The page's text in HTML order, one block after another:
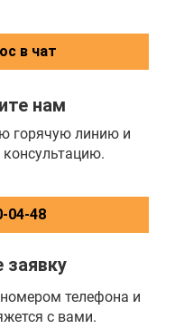
в чат
нам
горячую линию и
04-48
заявку
телефона и
с вами.